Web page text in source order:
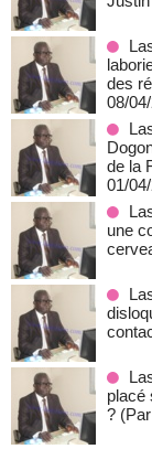
des
08/
de la
01/
une
placé
?